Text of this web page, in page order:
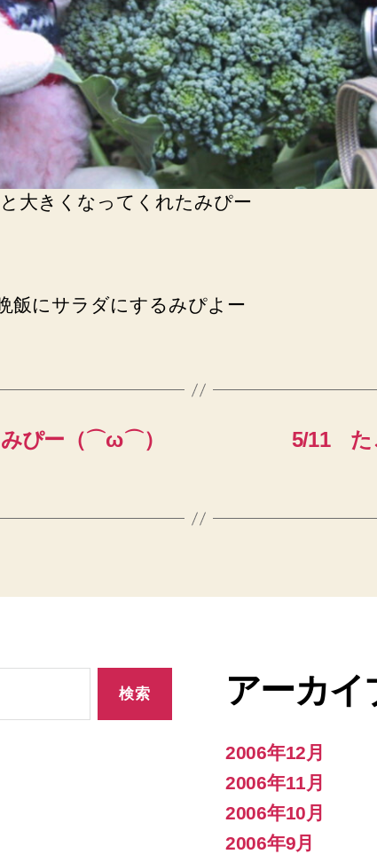
大きくなってくれたみぴー
にサラダにするみぴよー
ぴー（⌒ω⌒）
5/11 た
アーカイ
2006年12月
2006年11月
2006年10月
2006年9月